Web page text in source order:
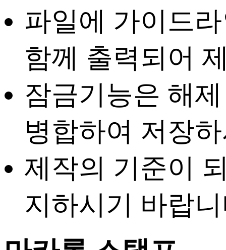
파일에 가이드
함께 출력되어
잠금기능은 해
병합하여 저장
제작의 기준이
지하시기 바랍